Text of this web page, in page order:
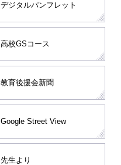
デジタルパンフレット
高校GSコース
教育後援会新聞
Google Street View
先生より